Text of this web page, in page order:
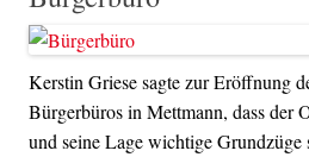
Kerstin Griese sagte zur Eröffnung
Bürgerbüros in Mettmann, dass der
und seine Lage wichtige Grundzüge